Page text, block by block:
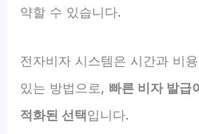
약할 수 있습니다.
전자비자 시스템은 시간과 비
있는 방법으로, 빠른 비자 발급
적화된 선택입니다.